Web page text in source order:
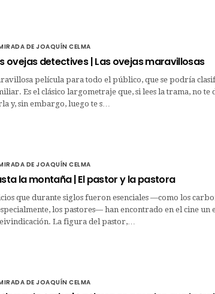
DE JOAQUÍN CELMA
ovejas detectives | Las ovejas maravillosas
película para todo el público, que se podría
Es el clásico largometraje que, si lees la trama, no te
y, sin embargo, luego te s…
DE JOAQUÍN CELMA
la montaña | El pastor y la pastora
que durante siglos fueron esenciales —como los
los pastores— han encontrado en el cine un
La figura del pastor,…
DE JOAQUÍN CELMA